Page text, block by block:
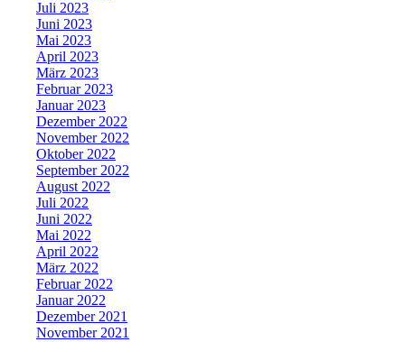
Juli 2023
Juni 2023
Mai 2023
April 2023
März 2023
Februar 2023
Januar 2023
Dezember 2022
November 2022
Oktober 2022
September 2022
August 2022
Juli 2022
Juni 2022
Mai 2022
April 2022
März 2022
Februar 2022
Januar 2022
Dezember 2021
November 2021